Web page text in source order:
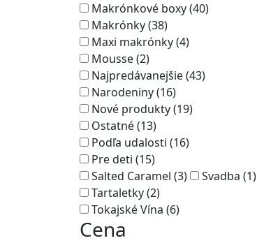
Makrónkové boxy (40)
Makrónky (38)
Maxi makrónky (4)
Mousse (2)
Najpredávanejšie (43)
Narodeniny (16)
Nové produkty (19)
Ostatné (13)
Podľa udalosti (16)
Pre deti (15)
Salted Caramel (3)
Svadba (1)
Tartaletky (2)
Tokajské Vína (6)
Cena